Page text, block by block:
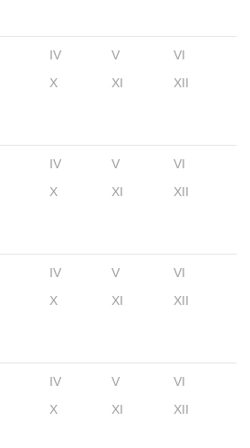
IV V
VI
X XI XII
IV V
VI
X XI XII
IV V
VI
X XI XII
IV V
VI
X XI XII